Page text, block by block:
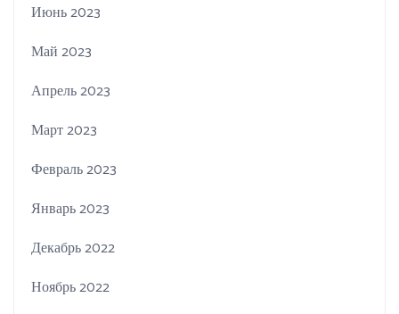
Июнь 2023
Май 2023
Апрель 2023
Март 2023
Февраль 2023
Январь 2023
Декабрь 2022
Ноябрь 2022